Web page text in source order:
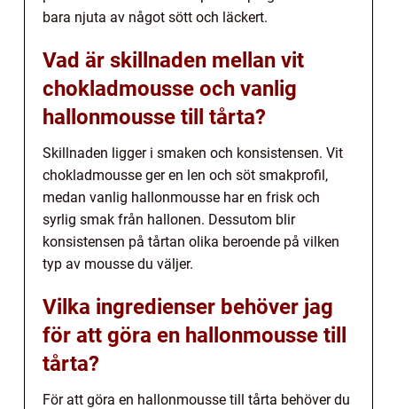
bara njuta av något sött och läckert.
Vad är skillnaden mellan vit
chokladmousse och vanlig
hallonmousse till tårta?
Skillnaden ligger i smaken och konsistensen. Vit
chokladmousse ger en len och söt smakprofil,
medan vanlig hallonmousse har en frisk och
syrlig smak från hallonen. Dessutom blir
konsistensen på tårtan olika beroende på vilken
typ av mousse du väljer.
Vilka ingredienser behöver jag
för att göra en hallonmousse till
tårta?
För att göra en hallonmousse till tårta behöver du